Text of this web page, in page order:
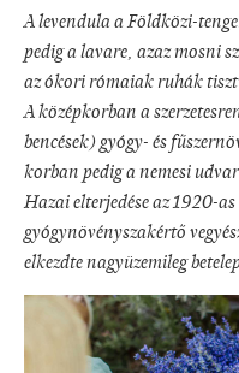
A levendula a Földközi-
pedig a lavare, azaz mosni
az ókori rómaiak ruhák
A középkorban a
bencések) gyógy- és
korban pedig a nemesi
Hazai elterjedése az 1920-
gyógynövényszakértő
elkezdte nagyüzemileg